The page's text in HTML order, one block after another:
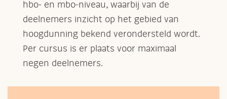
hbo- en mbo-niveau, waarbij van de
deelnemers inzicht op het gebied van
hoogdunning bekend verondersteld wordt.
Per cursus is er plaats voor maximaal
negen deelnemers.